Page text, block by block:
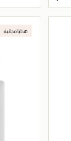
هدايا مجانية